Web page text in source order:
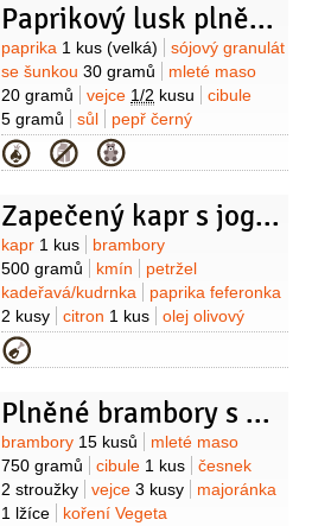
Paprikový lusk plněný směsí
Suroviny
paprika 1 kus (velká)
sójový granulát
se šunkou 30 gramů
mleté maso
20 gramů
vejce 1/2 kusu
cibule
5 gramů
sůl
pepř černý
(mletý)
koření Vegeta
Kategorie
Zapečený kapr s jogurtovou omáčkou
Suroviny
kapr 1 kus
brambory
500 gramů
kmín
petržel
kadeřavá/kudrnka
paprika feferonka
2 kusy
citron 1 kus
olej olivový
3 lžíce
Vegeta1 lžička
Kategorie
Plněné brambory s mletým masem
Suroviny
brambory 15 kusů
mleté maso
750 gramů
cibule 1 kus
česnek
2 stroužky
vejce 3 kusy
majoránka
1 lžíce
koření Vegeta